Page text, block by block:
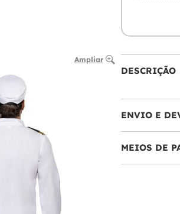
Ampliar
DESCRIÇÃO
ENVIO E
MEIOS DE